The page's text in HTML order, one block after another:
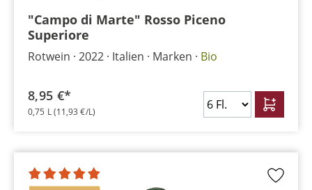
"Campo di Marte" Rosso Piceno
Superiore
Rotwein 2022 Italien Marken Bio
8,95 €*
0,75 L(11,93 €/L)